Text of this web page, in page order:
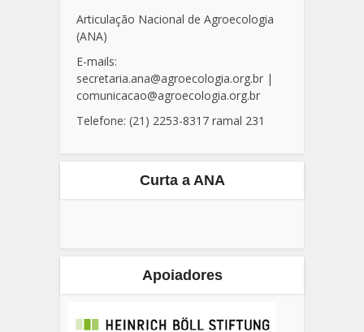
Articulação Nacional de Agroecologia
(ANA)
E-mails:
secretaria.ana@agroecologia.org.br |
comunicacao@agroecologia.org.br
Telefone: (21) 2253-8317 ramal 231
Curta a ANA
Apoiadores